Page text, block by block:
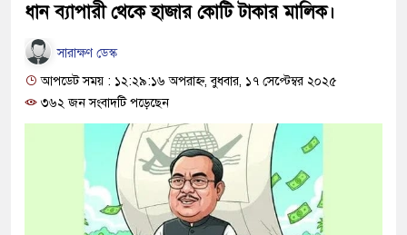
ধান ব্যাপারী থেকে হাজার কোটি টাকার মালিক।
সারাক্ষণ ডেস্ক
আপডেট সময় : ১২:২৯:১৬ অপরাহ্ন, বুধবার, ১৭ সেপ্টেম্বর ২০২৫
৩৬২ জন সংবাদটি পড়েছেন